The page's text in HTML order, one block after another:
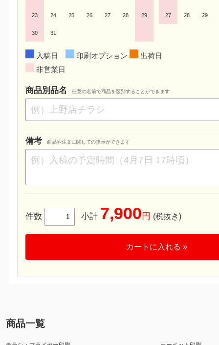
23 24 25 26 27 28 29
30 31
27 28 29
入稿日 印刷オプション
出荷日
非営業日
商品別品名 任意の名前で商品を区別することができます
備考 商品や注文に関しての指示ができます
件数 小計 7,900 円 (税抜き)
カートに入れる »
商品一覧